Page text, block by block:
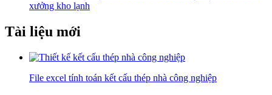
xưởng kho lạnh
Tài liệu mới
File excel tính toán kết cấu thép nhà công nghiệp